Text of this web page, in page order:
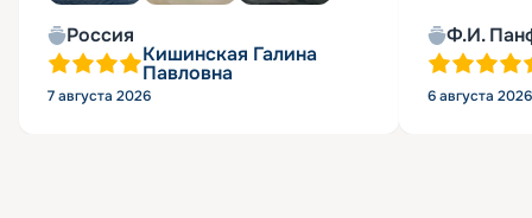
Россия
Кишинская Галина
Павловна
7 августа 2026
Ф.И.
6 августа 2026